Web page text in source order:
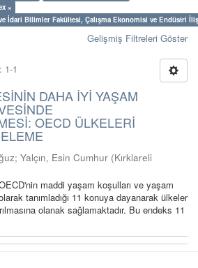
×
İdari Bilimler Fakültesi, Çalışma Ekonomisi ve Endüstri
Gelişmiş Filtreleri Göster
1-1
DAHA İYİ YAŞAM
OECD ÜLKELERİ
; Yalçın, Esin Cumhur (Kırklareli
maddi yaşam koşulları ve yaşam
tanımladığı 11 konuya dayanarak ülkeler
olanak sağlamaktadır. Bu endeks 11